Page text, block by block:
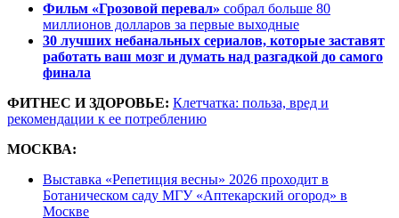
Фильм «Грозовой перевал» собрал больше 80
миллионов долларов за первые выходные
30 лучших небанальных сериалов, которые заставят
работать ваш мозг и думать над разгадкой до самого
финала
ФИТНЕС И ЗДОРОВЬЕ: Клетчатка: польза, вред и
рекомендации к ее потреблению
МОСКВА:
Выставка «Репетиция весны» 2026 проходит в
Ботаническом саду МГУ «Аптекарский огород» в
Москве